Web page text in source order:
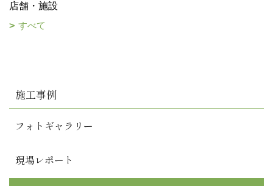
店舗・施設
すべて
施工事例
フォトギャラリー
現場レポート